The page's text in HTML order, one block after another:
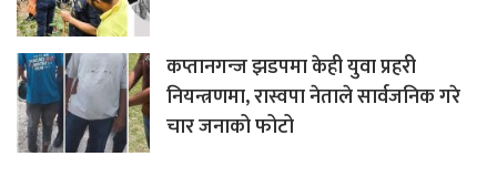
कप्तानगन्ज झडपमा केही युवा प्रहरी
नियन्त्रणमा, रास्वपा नेताले सार्वजनिक गरे
चार जनाको फोटो